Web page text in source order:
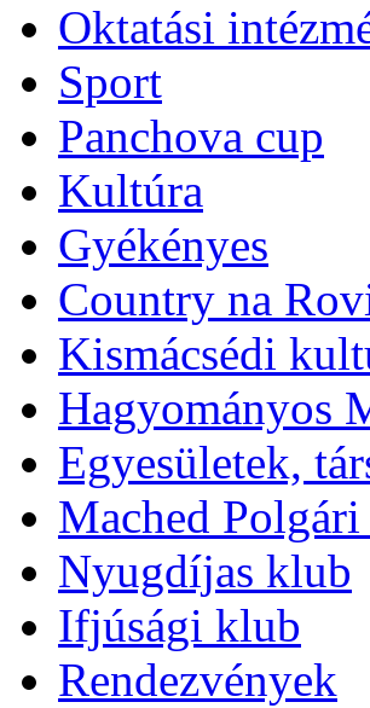
Oktatási
Sport
Panchova cup
Kultúra
Gyékényes
Country na
Kismácsédi
Hagyományos
Egyesületek,
Mached Polgári
Nyugdíjas klub
Ifjúsági klub
Rendezvények